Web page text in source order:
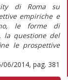
di Roma su
empiriche e
le forme di
la questione del
le prospettive
2014, pag. 381